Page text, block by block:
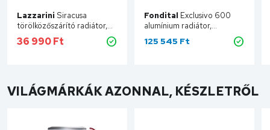
Lazzarini Siracusa
törölközőszárító radiátor,
egyenes, króm 600x730
mm 387023
36 990Ft
Fondital Exclusivo 600
alumínium radiátor,
657x1200 mm, 2001 W, 15
tagos FSED-600/15
125 545 Ft
VILÁGMÁRKÁK AZONNAL, KÉSZLETRŐL